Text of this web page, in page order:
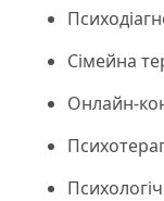
Сімейна
Онлайн-